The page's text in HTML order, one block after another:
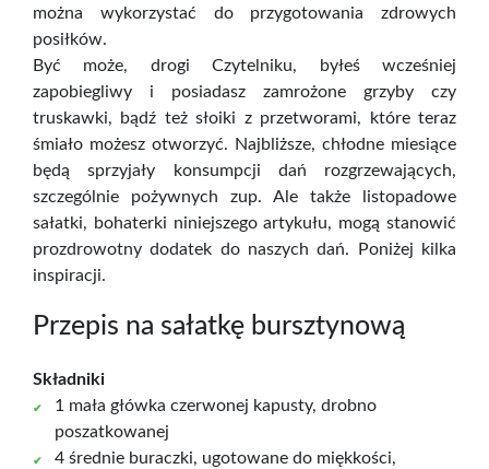
można wykorzystać do przygotowania zdrowych
posiłków.
Być może, drogi Czytelniku, byłeś wcześniej
zapobiegliwy i posiadasz zamrożone grzyby czy
truskawki, bądź też słoiki z przetworami, które teraz
śmiało możesz otworzyć. Najbliższe, chłodne miesiące
będą sprzyjały konsumpcji dań rozgrzewających,
szczególnie pożywnych zup. Ale także listopadowe
sałatki, bohaterki niniejszego artykułu, mogą stanowić
prozdrowotny dodatek do naszych dań. Poniżej kilka
inspiracji.
Przepis na sałatkę bursztynową
Składniki
1 mała główka czerwonej kapusty, drobno
poszatkowanej
4 średnie buraczki, ugotowane do miękkości,